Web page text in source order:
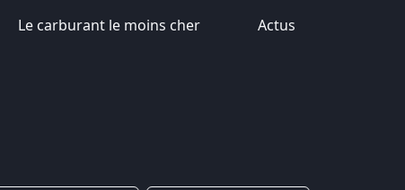
Le carburant le moins cher Actus